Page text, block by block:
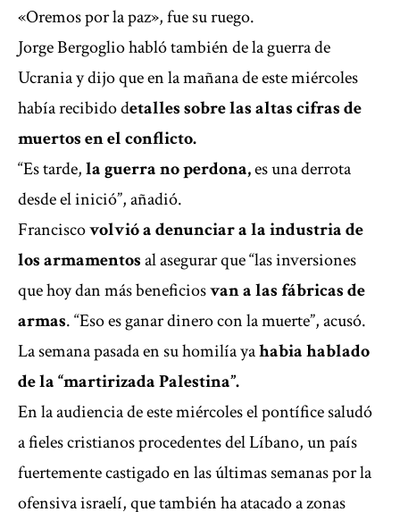
«Oremos por la paz», fue su ruego.
Jorge Bergoglio habló también de la guerra de
Ucrania y dijo que en la mañana de este miércoles
había recibido detalles sobre las altas cifras de
muertos en el conflicto.
“Es tarde,la guerra no perdona,es una derrota
desde el inició”, añadió.
Franciscovolvió a denunciar a la industria de
los armamentosal asegurar que “las inversiones
que hoy dan más beneficiosvan a las fábricas de
armas. “Eso es ganar dinero con la muerte”, acusó.
La semana pasada en su homilía yahabia hablado
de la “martirizada Palestina”.
En la audiencia de este miércoles el pontífice saludó
a fieles cristianos procedentes del Líbano, un país
fuertemente castigado en las últimas semanas por la
ofensiva israelí, que también ha atacado a zonas